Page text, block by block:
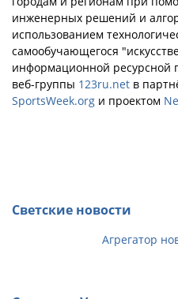
инженерных решений и
использованием
самообучающегося
информационной ресурсной
веб-группы 123ru.net в
SportsWeek.org и проектом
Светские новости
Агрегатор